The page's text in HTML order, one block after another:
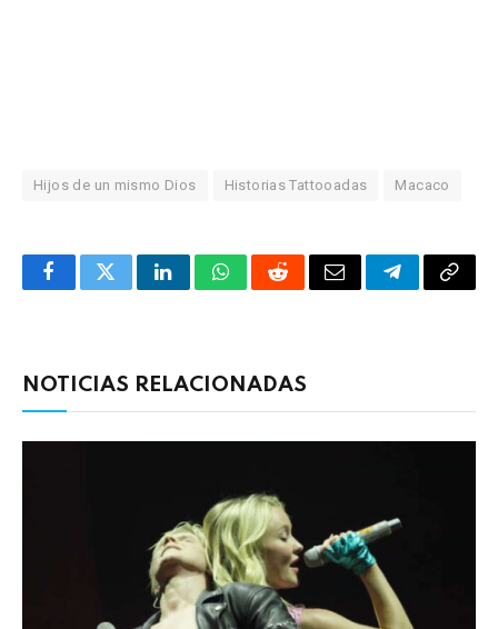
Hijos de un mismo Dios Historias Tattooadas Macaco
FacebookTwitterLinkedInWhatsAppRedditCorreoTelegrama
NOTICIAS RELACIONADAS